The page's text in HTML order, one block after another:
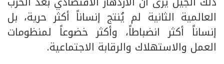
العالمية الثانية لم يُنتج إنساناً أكثر حرية، بل
إنساناً أكثر انضباطاً، وأكثر خضوعاً لمنظومات
العمل والاستهلاك والرقابة الاجتماعية.